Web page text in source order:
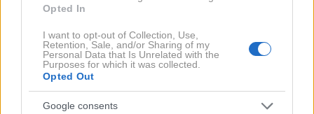
Opted In
I want to opt-out of Collection, Use,
Retention, Sale, and/or Sharing of my
Personal Data that Is Unrelated with the
Purposes for which it was collected.
Opted Out
Google consents
Zaradi praznika v Avstriji jepromet močno povečan
skozi Slovenijo proti Hrvaški, še opozarja center.